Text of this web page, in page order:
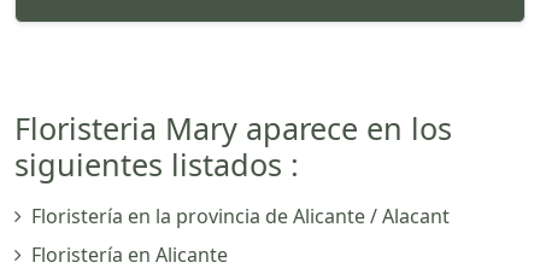
Floristeria Mary aparece en los
siguientes listados :
Floristería en la provincia de Alicante / Alacant
Floristería en Alicante